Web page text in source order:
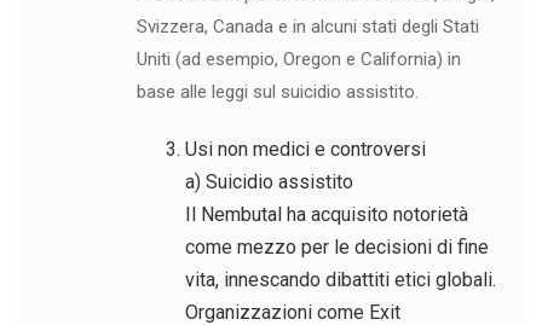
Svizzera, Canada e in alcuni stati degli Stati
Uniti (ad esempio, Oregon e California) in
base alle leggi sul suicidio assistito.
Usi non medici e controversi
a) Suicidio assistito
Il Nembutal ha acquisito notorietà
come mezzo per le decisioni di fine
vita, innescando dibattiti etici globali.
Organizzazioni come Exit